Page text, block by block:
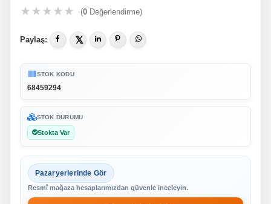
★★★★★ (0Değerlendirme)
Paylaş: 𝕏
STOK KODU
68459294
STOK DURUMU
Stokta Var
Pazaryerlerinde Gör
Resmî mağaza hesaplarımızdan güvenle inceleyin.